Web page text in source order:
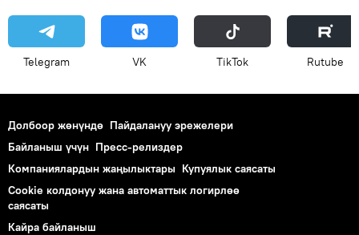
Telegram VK ТikТоk Rutube
Долбоор жөнүндө Пайдалануу эрежелери
Байланыш үчүн Пресс-релиздер
Компаниялардын жаңылыктары Купуялык саясаты
Cookie колдонуу жана автоматтык логирлөө
саясаты
Кайра байланыш